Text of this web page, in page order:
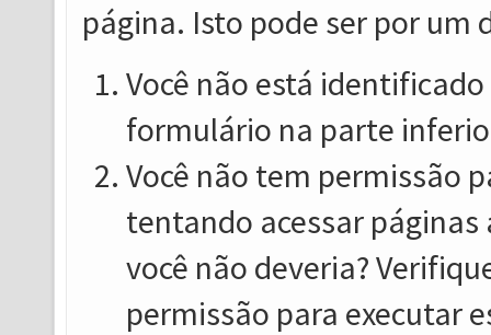
página. Isto pode ser por um
Você não está
formulário na parte
Você não tem permissão
tentando acessar
você não deveria?
permissão para executar